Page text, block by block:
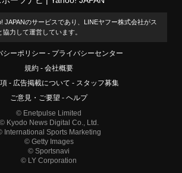
JAPANのサービスであり、LINEヤフー株式会社がス
力して運営しています。
シーポリシー
プライバシーセンター
規約
会社概要
広告掲載について
スタッフ募集
ご意見・ご要望
ヘルプ
© Enetpulse Limited
© Kyodo News Digital Co., Ltd.
International Sports Marketing
© Getty Images
© Sportsnavi
© LY Corporation